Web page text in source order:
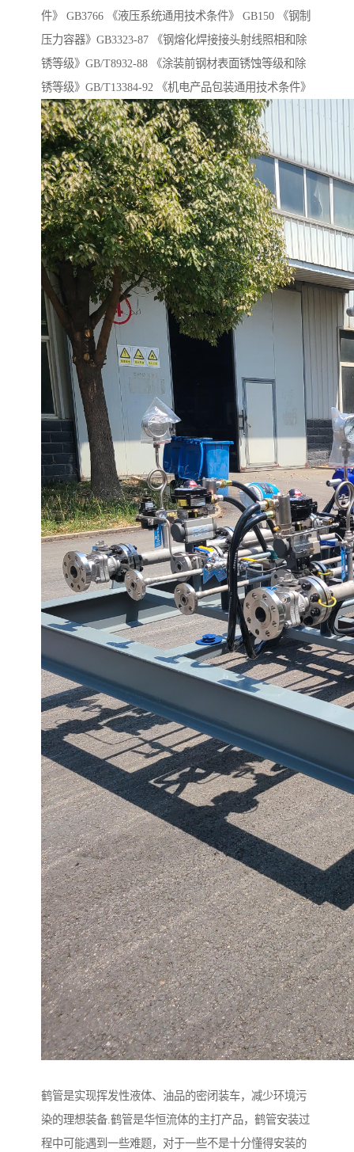
件》 GB3766 《液压系统通用技术条件》 GB150 《钢制
压力容器》GB3323-87 《钢熔化焊接接头射线照相和除
锈等级》GB/T8932-88 《涂装前钢材表面锈蚀等级和除
锈等级》GB/T13384-92 《机电产品包装通用技术条件》
鹤管是实现挥发性液体、油品的密闭装车，减少环境污
染的理想装备.鹤管是华恒流体的主打产品，鹤管安装过
程中可能遇到一些难题，对于一些不是十分懂得安装的